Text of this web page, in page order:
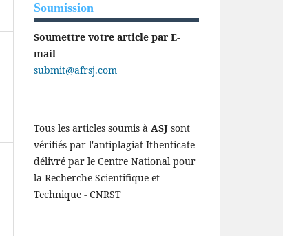
Soumission
Soumettre votre article par E-
mail
submit@afrsj.com
Tous les articles soumis à ASJ sont
vérifiés par l'antiplagiat Ithenticate
délivré par le Centre National pour
la Recherche Scientifique et
Technique - CNRST